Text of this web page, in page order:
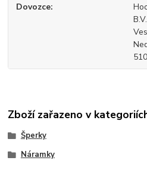
Dovozce
Zboží zařazeno v
Šperky
Náramky